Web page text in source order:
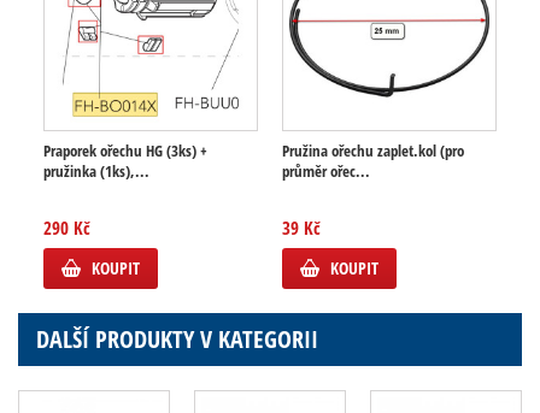
Praporek ořechu HG (3ks) +
pružinka (1ks),...
290 Kč
KOUPIT
Pružina ořechu zaplet.kol (pro
průměr ořec...
39 Kč
KOUPIT
DALŠÍ PRODUKTY V KATEGORII